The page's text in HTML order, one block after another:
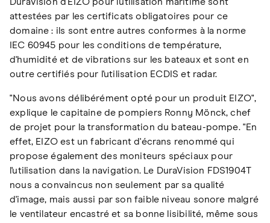
DuraVision d'EIZO pour l'utilisation maritime sont
attestées par les certificats obligatoires pour ce
domaine : ils sont entre autres conformes à la norme
IEC 60945 pour les conditions de température,
d'humidité et de vibrations sur les bateaux et sont en
outre certifiés pour l'utilisation ECDIS et radar.
"Nous avons délibérément opté pour un produit EIZO",
explique le capitaine de pompiers Ronny Mönck, chef
de projet pour la transformation du bateau-pompe. "En
effet, EIZO est un fabricant d'écrans renommé qui
propose également des moniteurs spéciaux pour
l'utilisation dans la navigation. Le DuraVision FDS1904T
nous a convaincus non seulement par sa qualité
d'image, mais aussi par son faible niveau sonore malgré
le ventilateur encastré et sa bonne lisibilité, même sous